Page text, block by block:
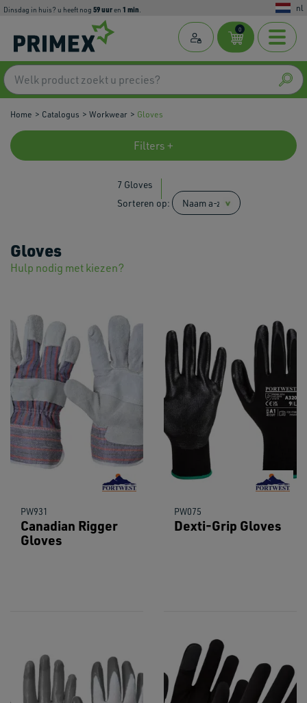
dinsdag in huis? u heeft nog 59uuren 1 min nl
0
Home Catalogus Workwear Gloves
Filters +
7 Gloves
Sorteren op:
Gloves
Hulp nodig met kiezen?
PW931
Canadian Rigger
Gloves
PW075
Dexti-Grip Gloves